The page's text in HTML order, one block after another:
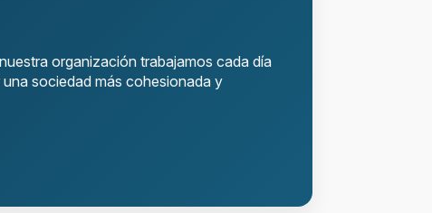
organización trabajamos cada día
sociedad más cohesionada y